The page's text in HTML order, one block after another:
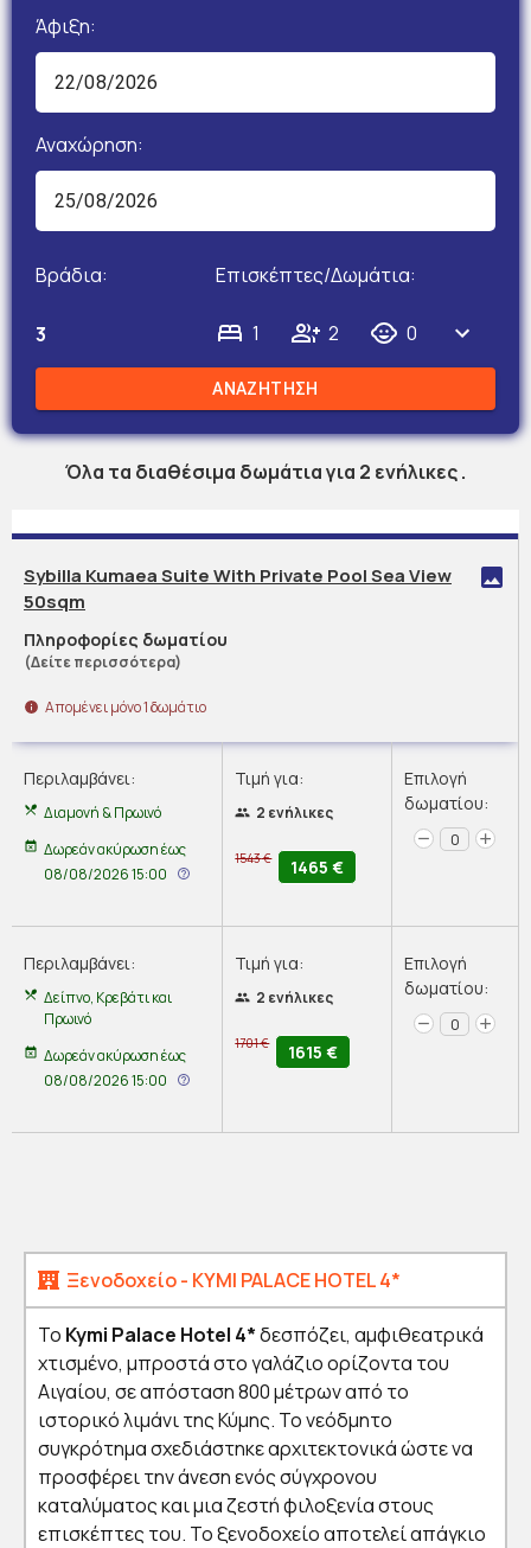
Άφιξη:
Αναχώρηση:
Βράδια:
3
Επισκέπτες/Δωμάτια:
1 2 0
ΑΝΑΖΗΤΗΣΗ
Όλα τα διαθέσιμα δωμάτια για 2 ενήλικες.
Sybilla Kumaea Suite With Private Pool Sea View
50sqm
Πληροφορίες δωματίου
(Δείτε περισσότερα)
Απομένει μόνο1δωμάτιο
Περιλαμβάνει:
Διαμονή & Πρωινό
Δωρεάν ακύρωσηέως
08/08/2026 15:00
Τιμή για:
2 ενήλικες
1543€ 1465 €
Επιλογή
δωματίου:
0
Περιλαμβάνει:
Δείπνο, Κρεβάτι και
Πρωινό
Δωρεάν ακύρωσηέως
08/08/2026 15:00
Τιμή για:
2 ενήλικες
1701€ 1615 €
Επιλογή
δωματίου:
0
Ξενοδοχείο - KYMI PALACE HOTEL 4*
Το Kymi Palace Hotel 4*δεσπόζει, αμφιθεατρικά
χτισμένο, μπροστά στο γαλάζιο ορίζοντα του
Αιγαίου, σε απόσταση 800 μέτρων από το
ιστορικό λιμάνι της Κύμης. Το νεόδμητο
συγκρότημα σχεδιάστηκε αρχιτεκτονικά ώστε να
προσφέρει την άνεση ενός σύγχρονου
καταλύματος και μια ζεστή φιλοξενία στους
επισκέπτες του. Το ξενοδοχείο αποτελεί απάγκιο